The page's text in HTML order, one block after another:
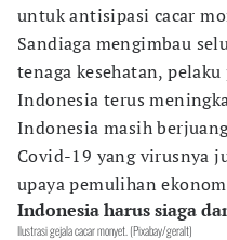
untuk antisipasi cacar
Sandiaga mengimbau
tenaga kesehatan,
Indonesia terus
Indonesia masih
Covid-19 yang virusnya
upaya pemulihan
Indonesia harus siaga
Ilustrasi gejala cacar monyet. (Pixabay/geralt)